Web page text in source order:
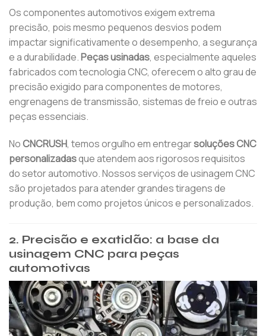
Os componentes automotivos exigem extrema
precisão, pois mesmo pequenos desvios podem
impactar significativamente o desempenho, a segurança
e a durabilidade.Peças usinadas, especialmente aqueles
fabricados com tecnologia CNC, oferecem o alto grau de
precisão exigido para componentes de motores,
engrenagens de transmissão, sistemas de freio e outras
peças essenciais.
NoCNCRUSH, temos orgulho em entregarsoluções CNC
personalizadasque atendem aos rigorosos requisitos
do setor automotivo. Nossos serviços de usinagem CNC
são projetados para atender grandes tiragens de
produção, bem como projetos únicos e personalizados.
2. Precisão e exatidão: a base da
usinagem CNC para peças
automotivas